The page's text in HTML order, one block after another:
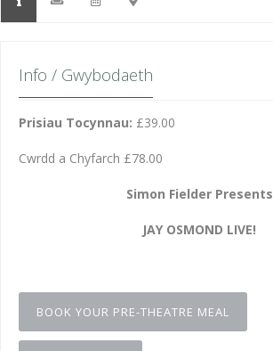
Info / Gwybodaeth
Prisiau Tocynnau: £39.00
Cwrdd a Chyfarch £78.00
Simon Fielder Presents
JAY OSMOND LIVE!
BOOK YOUR PRE-THEATRE MEAL